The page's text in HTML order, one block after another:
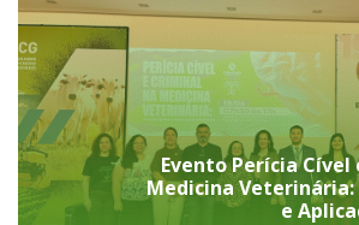
Evento Perícia
Medicina
e